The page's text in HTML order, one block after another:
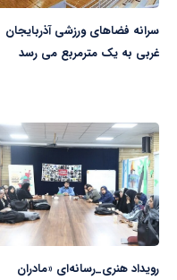
سرانه فضاهای ورزشی آذربایجان
غربی به یک مترمربع می رسد
رویداد هنری_رسانه‌ای «مادران